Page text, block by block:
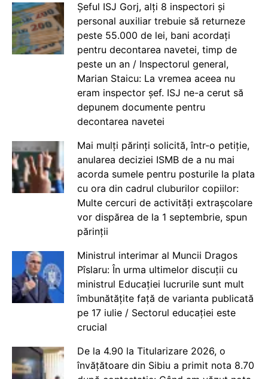
Șeful ISJ Gorj, alți 8 inspectori și
personal auxiliar trebuie să returneze
peste 55.000 de lei, bani acordați
pentru decontarea navetei, timp de
peste un an / Inspectorul general,
Marian Staicu: La vremea aceea nu
eram inspector șef. ISJ ne-a cerut să
depunem documente pentru
decontarea navetei
Mai mulți părinți solicită, într-o petiție,
anularea deciziei ISMB de a nu mai
acorda sumele pentru posturile la plata
cu ora din cadrul cluburilor copiilor:
Multe cercuri de activități extrașcolare
vor dispărea de la 1 septembrie, spun
părinții
Ministrul interimar al Muncii Dragos
Pîslaru: În urma ultimelor discuții cu
ministrul Educației lucrurile sunt mult
îmbunătățite față de varianta publicată
pe 17 iulie / Sectorul educației este
crucial
De la 4.90 la Titularizare 2026, o
învățătoare din Sibiu a primit nota 8.70